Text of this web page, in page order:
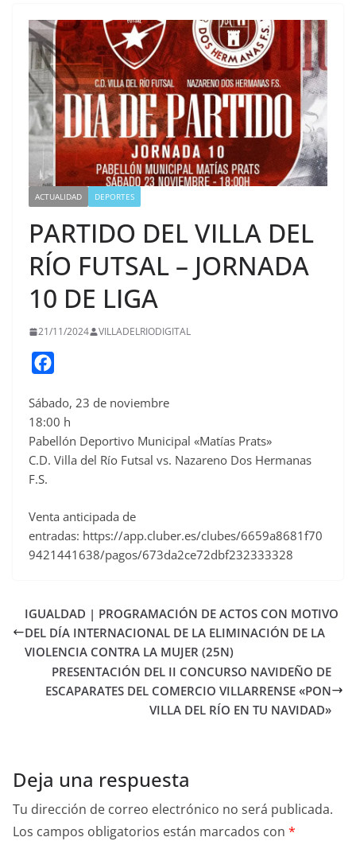
ACTUALIDAD DEPORTES
PARTIDO DEL VILLA DEL
RÍO FUTSAL – JORNADA
10 DE LIGA
21/11/2024 VILLADELRIODIGITAL
c
e
b
k
Sábado, 23 de noviembre
18:00 h
Pabellón Deportivo Municipal «Matías Prats»
C.D. Villa del Río Futsal vs. Nazareno Dos Hermanas
F.S.
Venta anticipada de
entradas: https://app.cluber.es/clubes/6659a8681f70
9421441638/pagos/673da2ce72dbf232333328
IGUALDAD | PROGRAMACIÓN DE ACTOS CON MOTIVO
DEL DÍA INTERNACIONAL DE LA ELIMINACIÓN DE LA
VIOLENCIA CONTRA LA MUJER (25N)
PRESENTACIÓN DEL II CONCURSO NAVIDEÑO DE
ESCAPARATES DEL COMERCIO VILLARRENSE «PON
VILLA DEL RÍO EN TU NAVIDAD»
Deja una respuesta
Tu dirección de correo electrónico no será publicada.
Los campos obligatorios están marcados con *